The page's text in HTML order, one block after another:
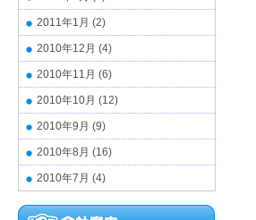
2011年1月 (2)
2010年12月 (4)
2010年11月 (6)
2010年10月 (12)
2010年9月 (9)
2010年8月 (16)
2010年7月 (4)